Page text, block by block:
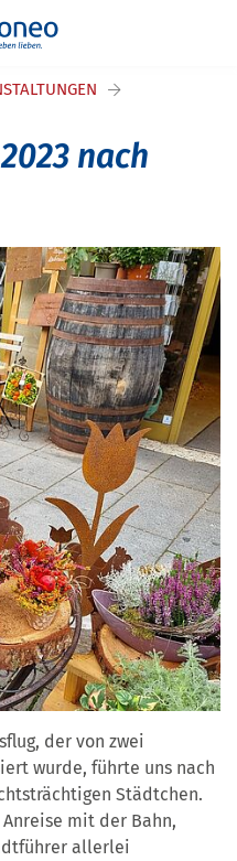
nach
der von zwei
wurde, führte uns nach
Städtchen.
mit der Bahn,
allerlei